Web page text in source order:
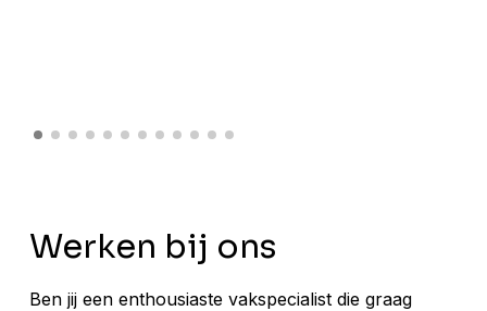
Werken bij ons
Ben jij een enthousiaste vakspecialist die graag